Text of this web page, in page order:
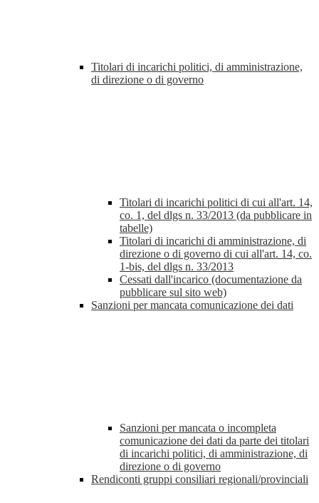
Titolari di incarichi politici, di amministrazione,
di direzione o di governo
Titolari di incarichi politici di cui all'art. 14,
co. 1, del dlgs n. 33/2013 (da pubblicare in
tabelle)
Titolari di incarichi di amministrazione, di
direzione o di governo di cui all'art. 14, co.
1-bis, del dlgs n. 33/2013
Cessati dall'incarico (documentazione da
pubblicare sul sito web)
Sanzioni per mancata comunicazione dei dati
Sanzioni per mancata o incompleta
comunicazione dei dati da parte dei titolari
di incarichi politici, di amministrazione, di
direzione o di governo
Rendiconti gruppi consiliari regionali/provinciali